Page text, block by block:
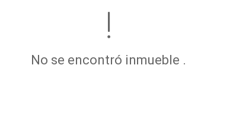
No se encontró inmueble .